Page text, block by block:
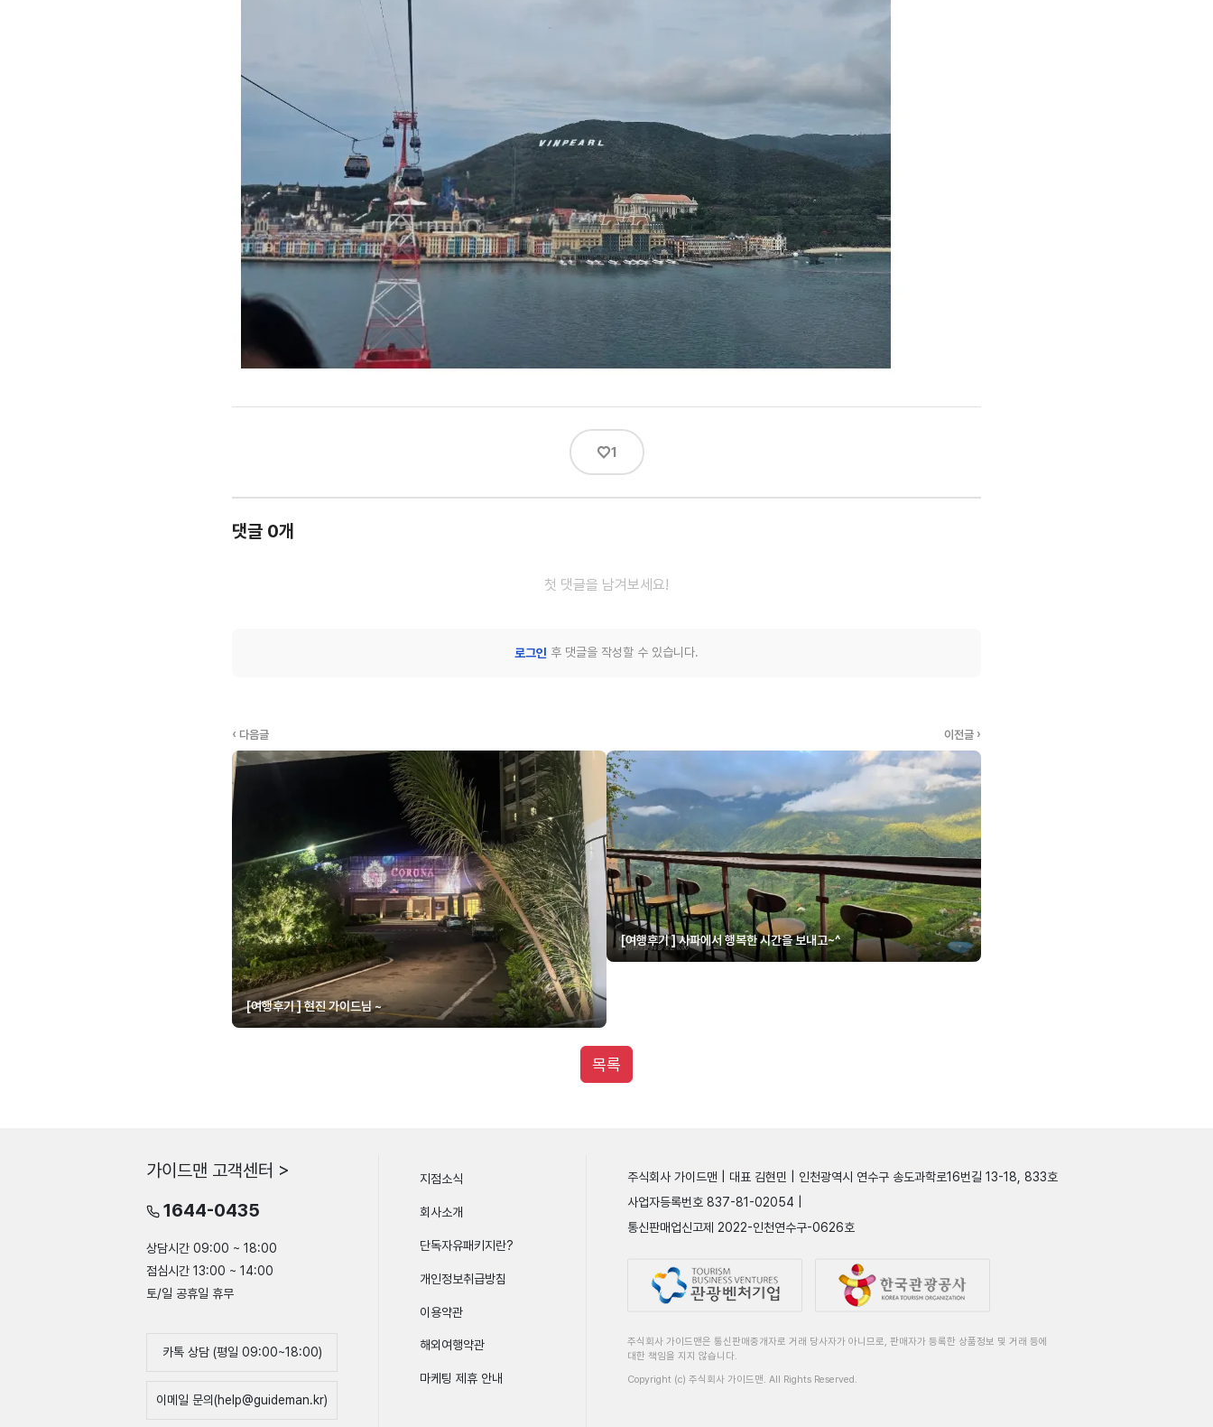
♡1
댓글 0개
첫 댓글을 남겨보세요!
로그인 후 댓글을 작성할 수 있습니다.
‹ 다음글
[여행후기 ] 현진 가이드님 ~
이전글 ›
[여행후기 ] 사파에서 행복한 시간을 보내고~^
목록
가이드맨 고객센터 >
1644-0435
상담시간 09:00 ~ 18:00
점심시간 13:00 ~ 14:00
토/일 공휴일 휴무
카톡 상담 (평일 09:00~18:00)
이메일 문의(help@guideman.kr)
지점소식
회사소개
단독자유패키지란?
개인정보취급방침
이용약관
해외여행약관
마케팅 제휴 안내
주식회사 가이드맨 | 대표 김현민 | 인천광역시 연수구 송도과학로16번길 13-18, 833호
사업자등록번호 837-81-02054 |
통신판매업신고제 2022-인천연수구-0626호
주식회사 가이드맨은 통신판매중개자로 거래 당사자가 아니므로, 판매자가 등록한 상품정보 및 거래 등에
대한 책임을 지지 않습니다.
Copyright (c) 주식회사 가이드맨. All Rights Reserved.